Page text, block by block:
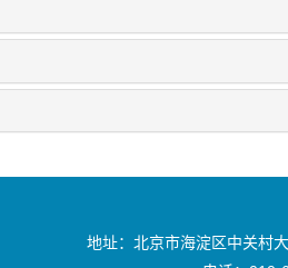
地址：北京市海淀区中关村